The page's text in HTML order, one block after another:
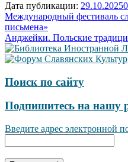
Дата публикации: 29.10.2025
Навигация
по
записям
Международный фестиваль
письмена»
Анджейки. Польские
Поиск по сайту
Подпишитесь на нашу
Введите адрес электронной